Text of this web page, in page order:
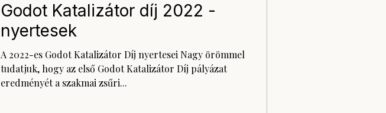
Godot Katalizátor díj 2022 -
nyertesek
A 2022-es Godot Katalizátor Díj nyertesei Nagy örömmel
tudatjuk, hogy az első Godot Katalizátor Díj pályázat
eredményét a szakmai zsűri...